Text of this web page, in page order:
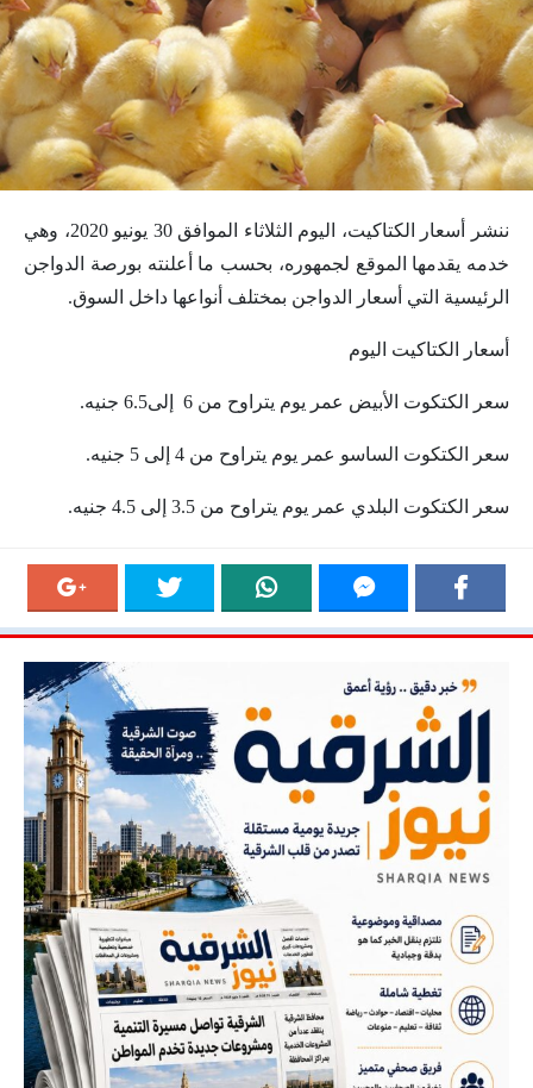
ننشر أسعار الكتاكيت، اليوم الثلاثاء الموافق 30 يونيو 2020، وهي
خدمه يقدمها الموقع لجمهوره، بحسب ما أعلنته بورصة الدواجن
الرئيسية التي أسعار الدواجن بمختلف أنواعها داخل السوق.
أسعار الكتاكيت اليوم
سعر الكتكوت الأبيض عمر يوم يتراوح من 6 إلى6.5 جنيه.
سعر الكتكوت الساسو عمر يوم يتراوح من 4 إلى 5 جنيه.
سعر الكتكوت البلدي عمر يوم يتراوح من 3.5 إلى 4.5 جنيه.